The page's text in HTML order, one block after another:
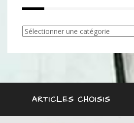
Articles
ARTICLES CHOISIS